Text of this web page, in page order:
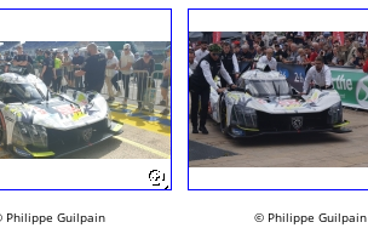
Philippe Guilpain © Philippe Guilpain